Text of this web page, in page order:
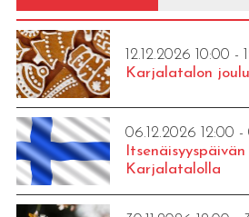
12.12.2026 10:00 -
Karjalatalon
06.12.2026 12:00 -
Karjalatalolla